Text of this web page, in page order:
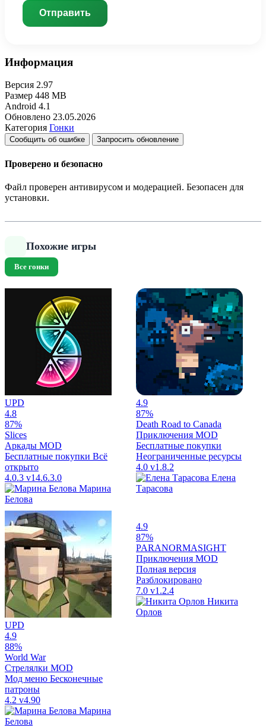
Отправить
Информация
Версия 2.97
Размер 448 MB
Android 4.1
Обновлено 23.05.2026
Категория Гонки
Сообщить об ошибке Запросить обновление
Проверено и безопасно
Файл проверен антивирусом и модерацией. Безопасен для
установки.
Похожие игры
Все гонки
UPD
4.8
87%
Slices
Аркады MOD
Бесплатные покупки Всё
открыто
4.0.3 v14.6.3.0
Марина
Белова
4.9
87%
Death Road to Canada
Приключения MOD
Бесплатные покупки
Неограниченные ресурсы
4.0 v1.8.2
Елена
Тарасова
UPD
4.9
88%
World War
Стрелялки MOD
Мод меню Бесконечные
патроны
4.2 v4.90
Марина
Белова
4.9
87%
PARANORMASIGHT
Приключения MOD
Полная версия
Разблокировано
7.0 v1.2.4
Никита
Орлов